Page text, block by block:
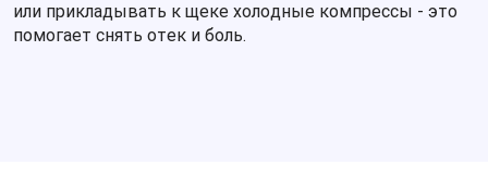
или прикладывать к щеке холодные компрессы - это
помогает снять отек и боль.